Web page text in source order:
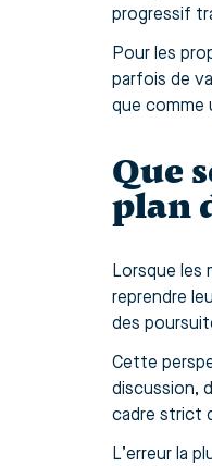
progressif
Pour les
parfois de
que comme
Que
plan
Lorsque les
reprendre
des
Cette
discussion,
cadre strict
L’erreur la